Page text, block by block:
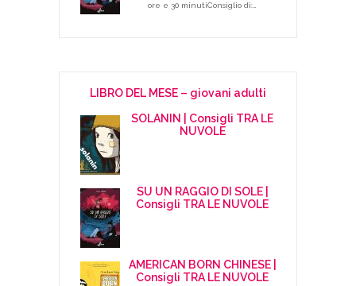
ore e 30 minutiConsiglio di:…
LIBRO DEL MESE – giovani adulti
SOLANIN | Consigli TRA LE
NUVOLE
SU UN RAGGIO DI SOLE |
Consigli TRA LE NUVOLE
AMERICAN BORN CHINESE |
Consigli TRA LE NUVOLE